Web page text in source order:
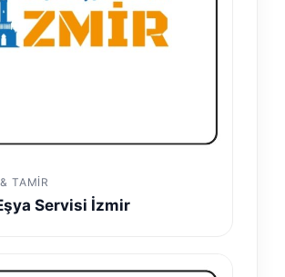
TAMIR
Servisi İzmir